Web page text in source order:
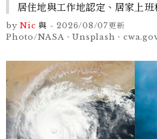
居住地與工作地認定、居家上班
by Nic 與 -2026/08/07更新
Photo/NASA、Unsplash、